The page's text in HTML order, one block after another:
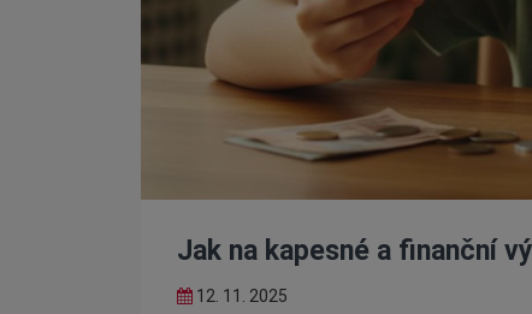
Jak na kapesné a finanční
12. 11. 2025